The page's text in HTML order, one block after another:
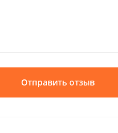
Отправить отзыв